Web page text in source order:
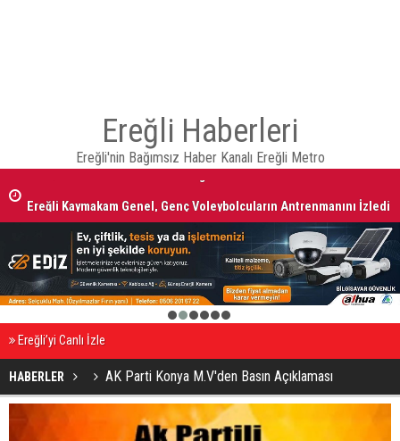
Ereğli Haberleri
Ereğli'nin Bağımsız Haber Kanalı Ereğli Metro
Ereğli Kaymakam Genel, Genç Voleybolcuların Antrenmanını İzledi
2 3 4 5 6
Ereğli’yi Canlı İzle
HABERLER AK Parti Konya M.V'den Basın Açıklaması